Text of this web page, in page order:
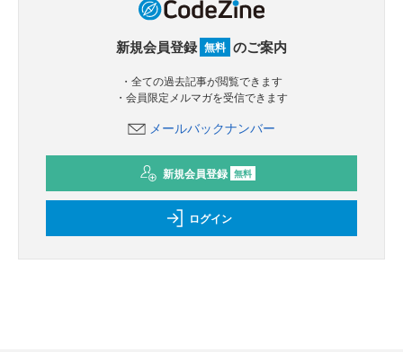
新規会員登録 無料 のご案内
・全ての過去記事が閲覧できます
・会員限定メルマガを受信できます
メールバックナンバー
新規会員登録 無料
ログイン